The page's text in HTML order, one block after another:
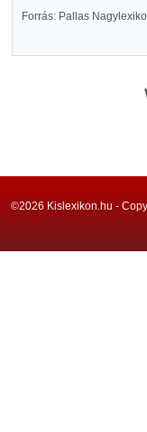
Forrás: Pallas
©2026 Kislexikon.hu -